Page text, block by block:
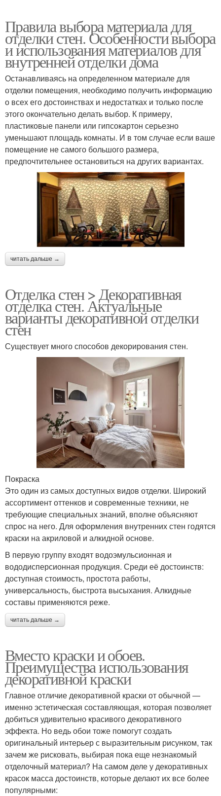
Правила выбора материала для
отделки стен. Особенности выбора
и использования материалов для
внутренней отделки дома
Останавливаясь на определенном материале для
отделки помещения, необходимо получить информацию
о всех его достоинствах и недостатках и только после
этого окончательно делать выбор. К примеру,
пластиковые панели или гипсокартон серьезно
уменьшают площадь комнаты. И в том случае если ваше
помещение не самого большого размера,
предпочтительнее остановиться на других вариантах.
читать дальше →
Отделка стен > Декоративная
отделка стен. Актуальные
варианты декоративной отделки
стен
Существует много способов декорирования стен.
Покраска
Это один из самых доступных видов отделки. Широкий
ассортимент оттенков и современные техники, не
требующие специальных знаний, вполне объясняют
спрос на него. Для оформления внутренних стен годятся
краски на акриловой и алкидной основе.
В первую группу входят водоэмульсионная и
вододисперсионная продукция. Среди её достоинств:
доступная стоимость, простота работы,
универсальность, быстрота высыхания. Алкидные
составы применяются реже.
читать дальше →
Вместо краски и обоев.
Преимущества использования
декоративной краски
Главное отличие декоративной краски от обычной —
именно эстетическая составляющая, которая позволяет
добиться удивительно красивого декоративного
эффекта. Но ведь обои тоже помогут создать
оригинальный интерьер с выразительным рисунком, так
зачем же рисковать, выбирая пока еще незнакомый
отделочный материал? На самом деле у декоративных
красок масса достоинств, которые делают их все более
популярными: